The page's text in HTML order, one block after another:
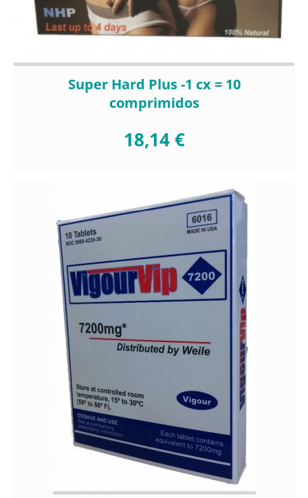
Super Hard Plus -1 cx = 10
comprimidos
18,14 €